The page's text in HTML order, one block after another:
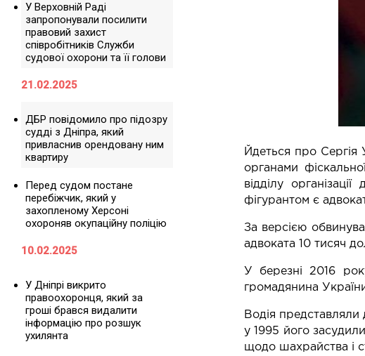
У Верховній Раді
запропонували посилити
правовий захист
співробітників Служби
судової охорони та її голови
21.02.2025
ДБР повідомило про підозру
судді з Дніпра, який
привласнив орендовану ним
квартиру
Перед судом постане
перебіжчик, який у
захопленому Херсоні
охороняв окупаційну поліцію
10.02.2025
У Дніпрі викрито
правоохоронця, який за
гроші брався видалити
інформацію про розшук
ухилянта
Йдеться про Сергія
органами
відділу
фігурантом є
За версією
адвоката 10 тисяч
У березні 2016
громадянина
Водія
у 1995 його
щодо шахрайства і